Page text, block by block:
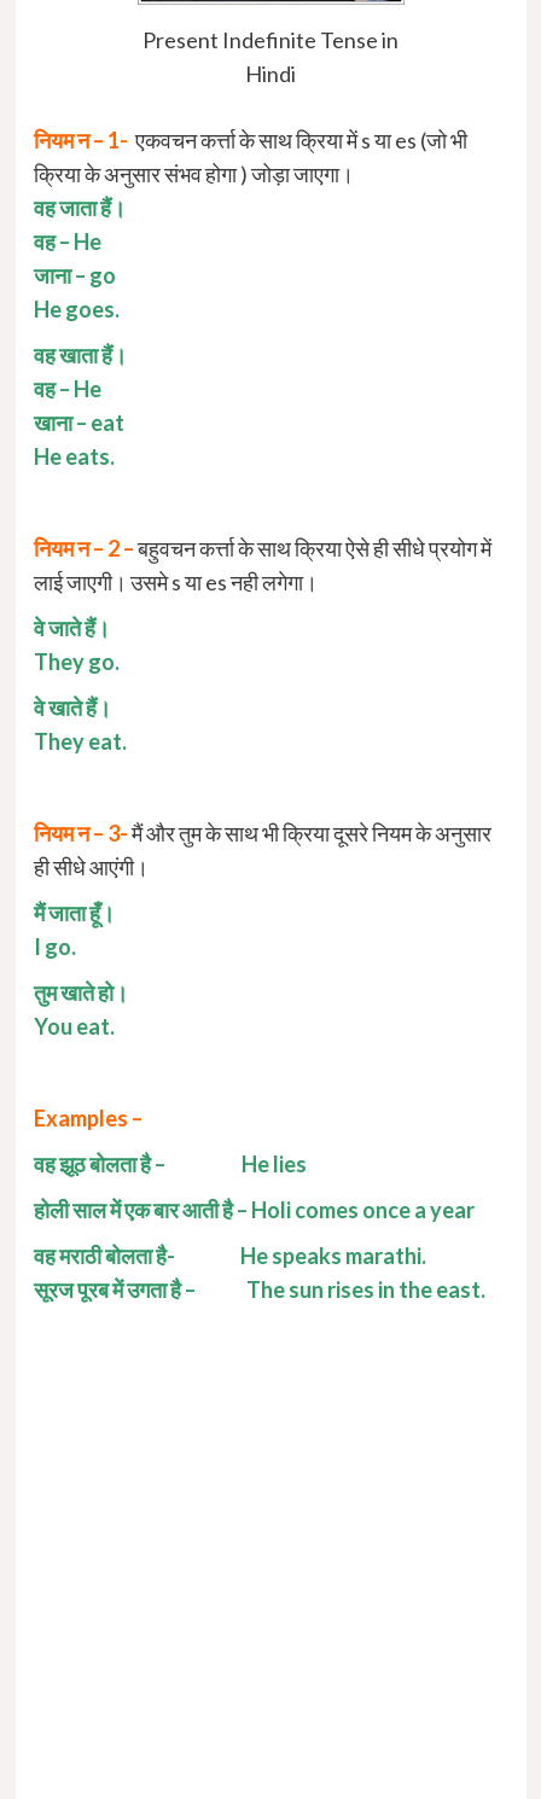
Present Indefinite Tense in
Hindi
नियम न – 1- एकवचन कर्त्ता के साथ क्रिया में s या es (जो भी
क्रिया के अनुसार संभव होगा ) जोड़ा जाएगा।
वह जाता हैं।
वह – He
जाना – go
He goes.
वह खाता हैं।
वह – He
खाना – eat
He eats.
नियम न – 2 –बहुवचन कर्त्ता के साथ क्रिया ऐसे ही सीधे प्रयोग में
लाई जाएगी। उसमे s या es नही लगेगा।
वे जाते हैं।
They go.
वे खाते हैं।
They eat.
नियम न – 3-मैं और तुम के साथ भी क्रिया दूसरे नियम के अनुसार
ही सीधे आएंगी।
मैं जाता हूँ।
I go.
तुम खाते हो।
You eat.
Examples –
वह झूठ बोलता है – He lies
होली साल में एक बार आती है – Holi comes once a year
वह मराठी बोलता है- He speaks marathi.
सूरज पूरब में उगता है – The sun rises in the east.